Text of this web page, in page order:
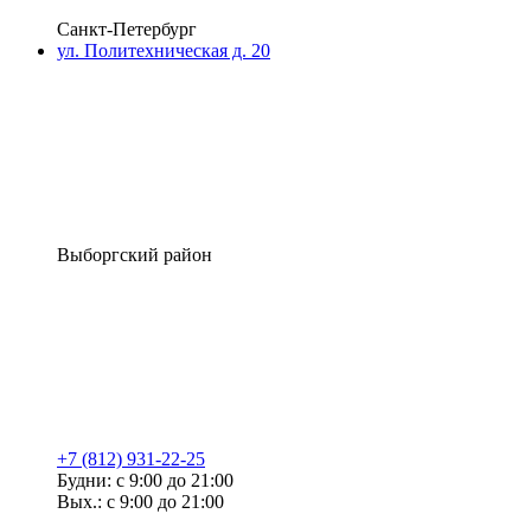
Санкт-Петербург
ул. Политехническая д. 20
Выборгский район
+7 (812) 931-22-25
Будни: с 9:00 до 21:00
Вых.: с 9:00 до 21:00